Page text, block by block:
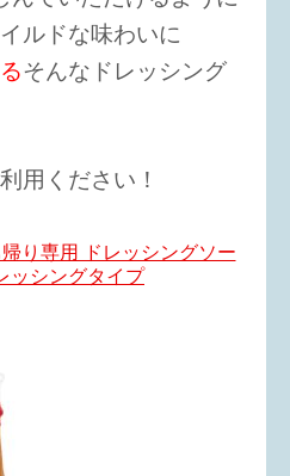
ルドな味わいに
そんなドレッシング
用ください！
り専用 ドレッシングソー
ッシングタイプ